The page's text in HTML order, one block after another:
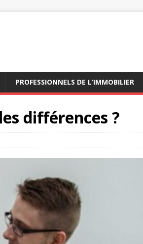
PROFESSIONNELS DE L’IMMOBILIER
différences ?